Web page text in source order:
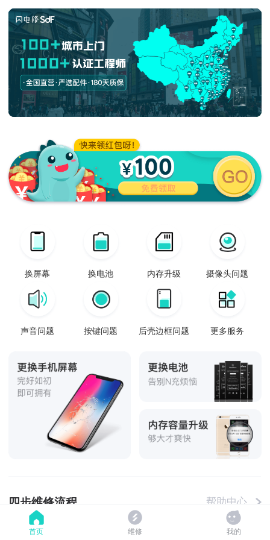
换屏幕 换电池 内存升级 摄像头问题
声音问题 按键问题 后壳边框问题 更多服务
四步维修流程 帮助中心
首页 维修 我的